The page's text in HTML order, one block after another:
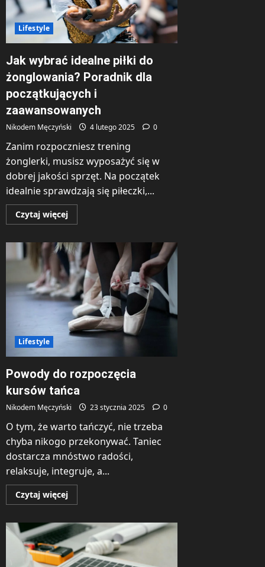
Lifestyle
Jak wybrać idealne piłki do
żonglowania? Poradnik dla
początkujących i
zaawansowanych
Nikodem Męczyński 4 lutego 2025 0
Zanim rozpoczniesz trening
żonglerki, musisz wyposażyć się w
dobrej jakości sprzęt. Na początek
idealnie sprawdzają się piłeczki,...
Czytaj więcejDowiedz
się
Jak
wybrać
idealne
piłki
do
żonglowania?
Poradnik
dla
początkujących
i
zaawansowanych
Lifestyle
Powody do rozpoczęcia
kursów tańca
Nikodem Męczyński 23 stycznia 2025 0
O tym, że warto tańczyć, nie trzeba
chyba nikogo przekonywać. Taniec
dostarcza mnóstwo radości,
relaksuje, integruje, a...
Czytaj więcejDowiedz
się
Powody
do
rozpoczęcia
kursów
tańca